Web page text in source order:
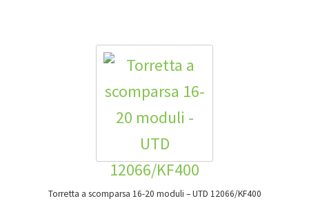
Torretta a scomparsa 16-20 moduli – UTD 12066/KF400